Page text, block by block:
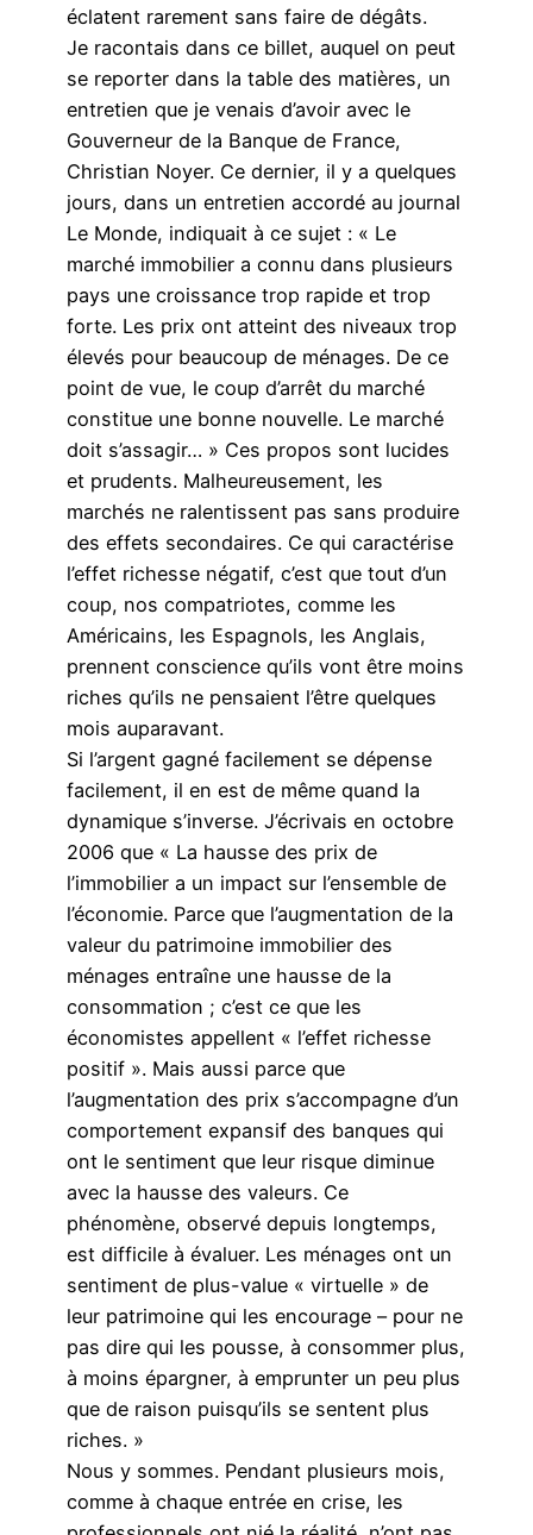
éclatent rarement sans faire de dégâts.
Je racontais dans ce billet, auquel on peut
se reporter dans la table des matières, un
entretien que je venais d’avoir avec le
Gouverneur de la Banque de France,
Christian Noyer. Ce dernier, il y a quelques
jours, dans un entretien accordé au journal
Le Monde, indiquait à ce sujet : « Le
marché immobilier a connu dans plusieurs
pays une croissance trop rapide et trop
forte. Les prix ont atteint des niveaux trop
élevés pour beaucoup de ménages. De ce
point de vue, le coup d’arrêt du marché
constitue une bonne nouvelle. Le marché
doit s’assagir… » Ces propos sont lucides
et prudents. Malheureusement, les
marchés ne ralentissent pas sans produire
des effets secondaires. Ce qui caractérise
l’effet richesse négatif, c’est que tout d’un
coup, nos compatriotes, comme les
Américains, les Espagnols, les Anglais,
prennent conscience qu’ils vont être moins
riches qu’ils ne pensaient l’être quelques
mois auparavant.
Si l’argent gagné facilement se dépense
facilement, il en est de même quand la
dynamique s’inverse. J’écrivais en octobre
2006 que « La hausse des prix de
l’immobilier a un impact sur l’ensemble de
l’économie. Parce que l’augmentation de la
valeur du patrimoine immobilier des
ménages entraîne une hausse de la
consommation ; c’est ce que les
économistes appellent « l’effet richesse
positif ». Mais aussi parce que
l’augmentation des prix s’accompagne d’un
comportement expansif des banques qui
ont le sentiment que leur risque diminue
avec la hausse des valeurs. Ce
phénomène, observé depuis longtemps,
est difficile à évaluer. Les ménages ont un
sentiment de plus-value « virtuelle » de
leur patrimoine qui les encourage – pour ne
pas dire qui les pousse, à consommer plus,
à moins épargner, à emprunter un peu plus
que de raison puisqu’ils se sentent plus
riches. »
Nous y sommes. Pendant plusieurs mois,
comme à chaque entrée en crise, les